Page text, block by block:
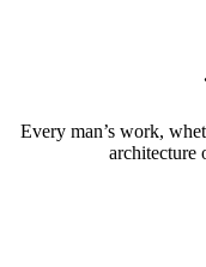
Every man’s work,
architecture